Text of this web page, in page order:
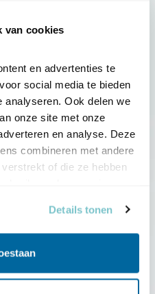
van cookies
en advertenties te
social media te bieden
analyseren. Ook delen we
onze site met onze
en analyse. Deze
combineren met andere
of die ze hebben
Details tonen